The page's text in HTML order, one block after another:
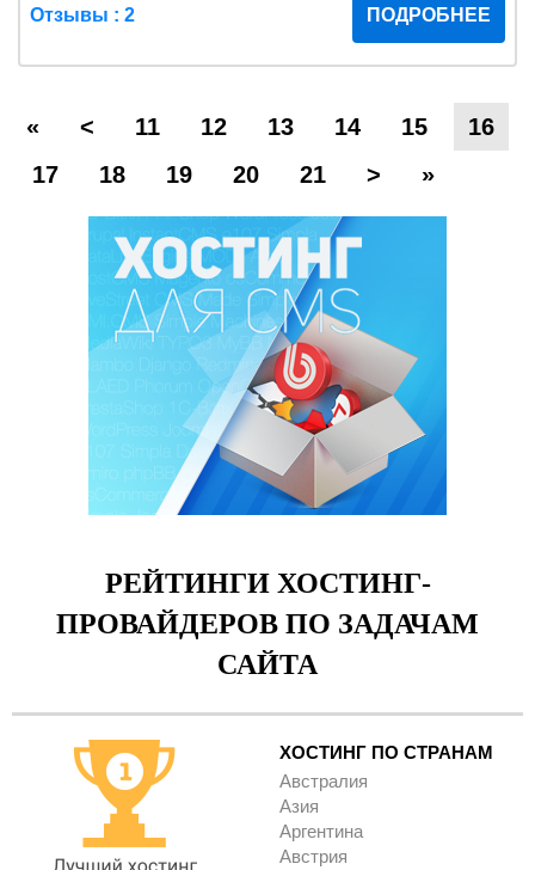
Отзывы : 2 ПОДРОБНЕЕ
« < 11 12 13 14 15
16
17
18 19 20 21 > »
РЕЙТИНГИ ХОСТИНГ-
ПРОВАЙДЕРОВ ПО ЗАДАЧАМ
САЙТА
ХОСТИНГ ПО СТРАНАМ
Австралия
Азия
Аргентина
Австрия